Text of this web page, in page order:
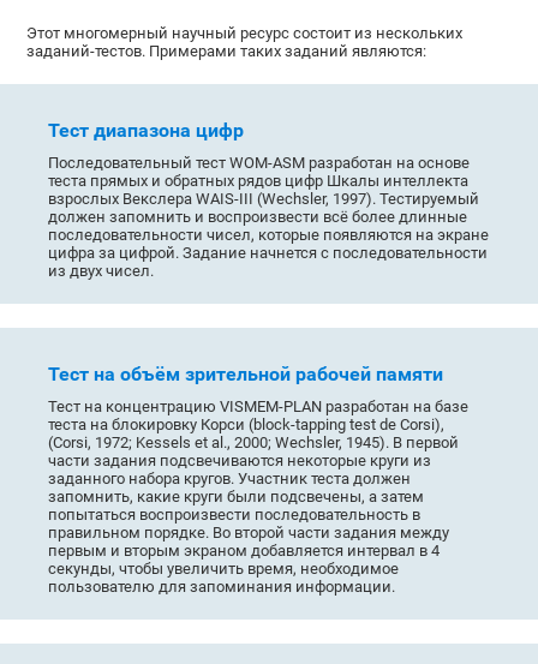
Этот многомерный научный ресурс состоит из нескольких
заданий-тестов. Примерами таких заданий являются:
Тест диапазона цифр
Последовательный тест WOM-ASM разработан на основе
теста прямых и обратных рядов цифр Шкалы интеллекта
взрослых Векслера WAIS-III (Wechsler, 1997). Тестируемый
должен запомнить и воспроизвести всё более длинные
последовательности чисел, которые появляются на экране
цифра за цифрой. Задание начнется с последовательности
из двух чисел.
Тест на объём зрительной рабочей памяти
Тест на концентрацию VISMEM-PLAN разработан на базе
теста на блокировку Корси (block-tapping test de Corsi),
(Corsi, 1972; Kessels et al., 2000; Wechsler, 1945). В первой
части задания подсвечиваются некоторые круги из
заданного набора кругов. Участник теста должен
запомнить, какие круги были подсвечены, а затем
попытаться воспроизвести последовательность в
правильном порядке. Во второй части задания между
первым и вторым экраном добавляется интервал в 4
секунды, чтобы увеличить время, необходимое
пользователю для запоминания информации.